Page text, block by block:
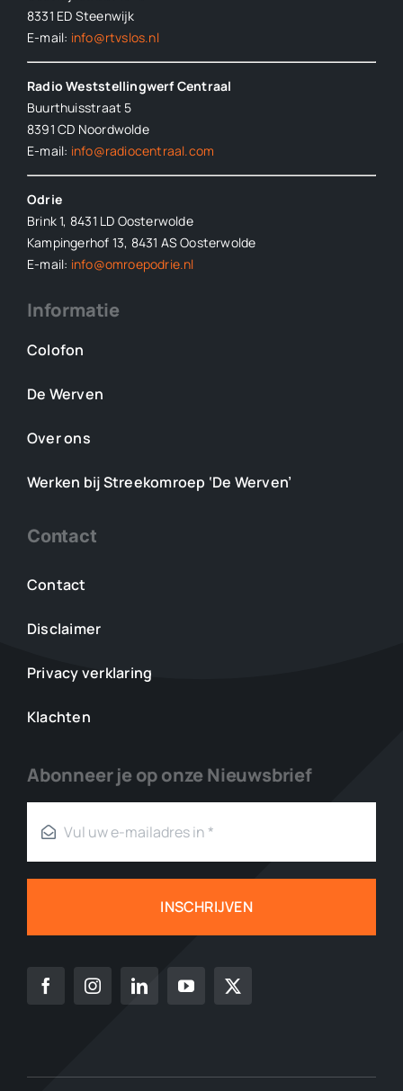
8331 ED Steenwijk
E-mail: info@rtvslos.nl
Radio Weststellingwerf Centraal
Buurthuisstraat 5
8391 CD Noordwolde
E-mail: info@radiocentraal.com
Odrie
Brink 1, 8431 LD Oosterwolde
Kampingerhof 13, 8431 AS Oosterwolde
E-mail: info@omroepodrie.nl
Informatie
Colofon
De Werven
Over ons
Werken bij Streekomroep ‘De Werven’
Contact
Contact
Disclaimer
Privacy verklaring
Klachten
Abonneer je op onze Nieuwsbrief
INSCHRIJVEN